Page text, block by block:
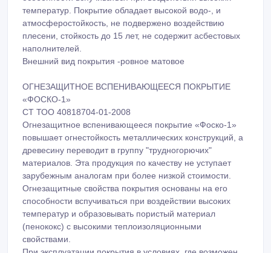
температур. Покрытие обладает высокой водо-, и
атмосферостойкость, не подвержено воздействию
плесени, стойкость до 15 лет, не содержит асбестовых
наполнителей.
Внешний вид покрытия -ровное матовое
ОГНЕЗАЩИТНОЕ ВСПЕНИВАЮЩЕЕСЯ ПОКРЫТИЕ
«ФОСКО-1»
СТ ТОО 40818704-01-2008
Огнезащитное вспенивающееся покрытие «Фоско-1»
повышает огнестойкость металлических конструкций, а
древесину переводит в группу "трудногорючих"
материалов. Эта продукция по качеству не уступает
зарубежным аналогам при более низкой стоимости.
Огнезащитные свойства покрытия основаны на его
способности вспучиваться при воздействии высоких
температур и образовывать пористый материал
(пенококс) с высокими теплоизоляционными
свойствами.